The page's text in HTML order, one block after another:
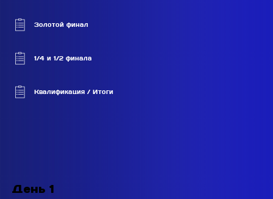
Золотой финал
1/4 и 1/2 финала
Квалификация / Итоги
День 1